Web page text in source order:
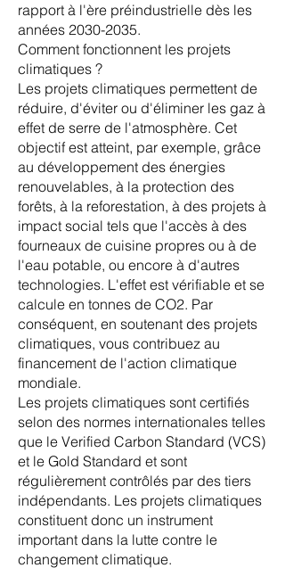
rapport à l'ère préindustrielle dès les
années 2030-2035.
Comment fonctionnent les projets
climatiques ?
Les projets climatiques permettent de
réduire, d'éviter ou d'éliminer les gaz à
effet de serre de l'atmosphère. Cet
objectif est atteint, par exemple, grâce
au développement des énergies
renouvelables, à la protection des
forêts, à la reforestation, à des projets à
impact social tels que l'accès à des
fourneaux de cuisine propres ou à de
l'eau potable, ou encore à d'autres
technologies. L'effet est vérifiable et se
calcule en tonnes de CO2. Par
conséquent, en soutenant des projets
climatiques, vous contribuez au
financement de l'action climatique
mondiale.
Les projets climatiques sont certifiés
selon des normes internationales telles
que le Verified Carbon Standard (VCS)
et le Gold Standard et sont
régulièrement contrôlés par des tiers
indépendants. Les projets climatiques
constituent donc un instrument
important dans la lutte contre le
changement climatique.